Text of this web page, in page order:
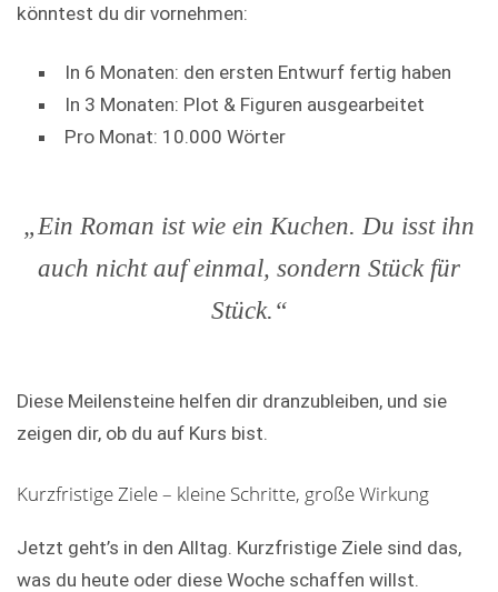
könntest du dir vornehmen:
In 6 Monaten: den ersten Entwurf fertig haben
In 3 Monaten: Plot & Figuren ausgearbeitet
Pro Monat: 10.000 Wörter
„Ein Roman ist wie ein Kuchen. Du isst ihn
auch nicht auf einmal, sondern Stück für
Stück.“
Diese Meilensteine helfen dir dranzubleiben, und sie
zeigen dir, ob du auf Kurs bist.
Kurzfristige Ziele – kleine Schritte, große Wirkung
Jetzt geht’s in den Alltag. Kurzfristige Ziele sind das,
was du heute oder diese Woche schaffen willst.